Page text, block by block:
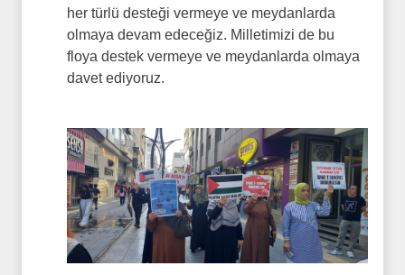
her türlü desteği vermeye ve meydanlarda
olmaya devam edeceğiz. Milletimizi de bu
floya destek vermeye ve meydanlarda olmaya
davet ediyoruz.